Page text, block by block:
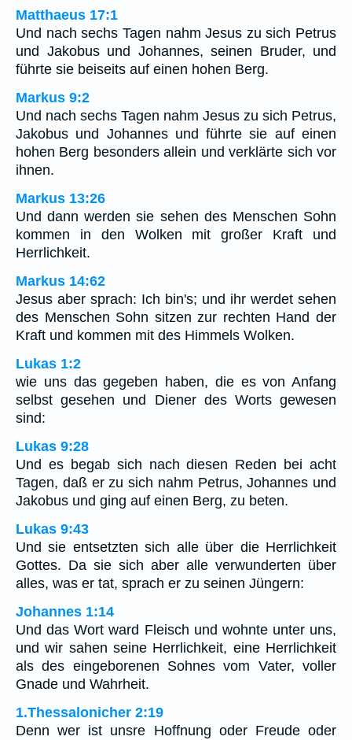
Matthaeus 17:1
Und nach sechs Tagen nahm Jesus zu sich Petrus
und Jakobus und Johannes, seinen Bruder, und
führte sie beiseits auf einen hohen Berg.
Markus 9:2
Und nach sechs Tagen nahm Jesus zu sich Petrus,
Jakobus und Johannes und führte sie auf einen
hohen Berg besonders allein und verklärte sich vor
ihnen.
Markus 13:26
Und dann werden sie sehen des Menschen Sohn
kommen in den Wolken mit großer Kraft und
Herrlichkeit.
Markus 14:62
Jesus aber sprach: Ich bin's; und ihr werdet sehen
des Menschen Sohn sitzen zur rechten Hand der
Kraft und kommen mit des Himmels Wolken.
Lukas 1:2
wie uns das gegeben haben, die es von Anfang
selbst gesehen und Diener des Worts gewesen
sind:
Lukas 9:28
Und es begab sich nach diesen Reden bei acht
Tagen, daß er zu sich nahm Petrus, Johannes und
Jakobus und ging auf einen Berg, zu beten.
Lukas 9:43
Und sie entsetzten sich alle über die Herrlichkeit
Gottes. Da sie sich aber alle verwunderten über
alles, was er tat, sprach er zu seinen Jüngern:
Johannes 1:14
Und das Wort ward Fleisch und wohnte unter uns,
und wir sahen seine Herrlichkeit, eine Herrlichkeit
als des eingeborenen Sohnes vom Vater, voller
Gnade und Wahrheit.
1.Thessalonicher 2:19
Denn wer ist unsre Hoffnung oder Freude oder